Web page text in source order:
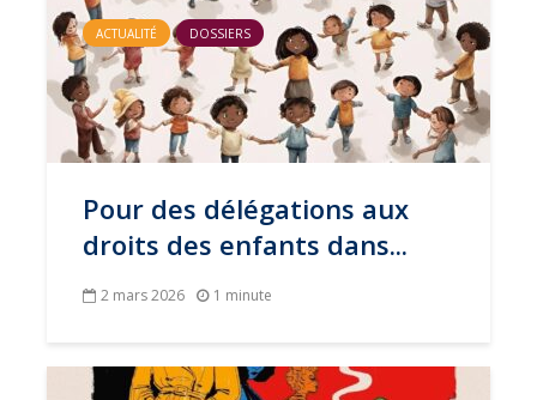
ACTUALITÉ DOSSIERS
Pour des délégations aux
droits des enfants dans...
2 mars 2026 1 minute